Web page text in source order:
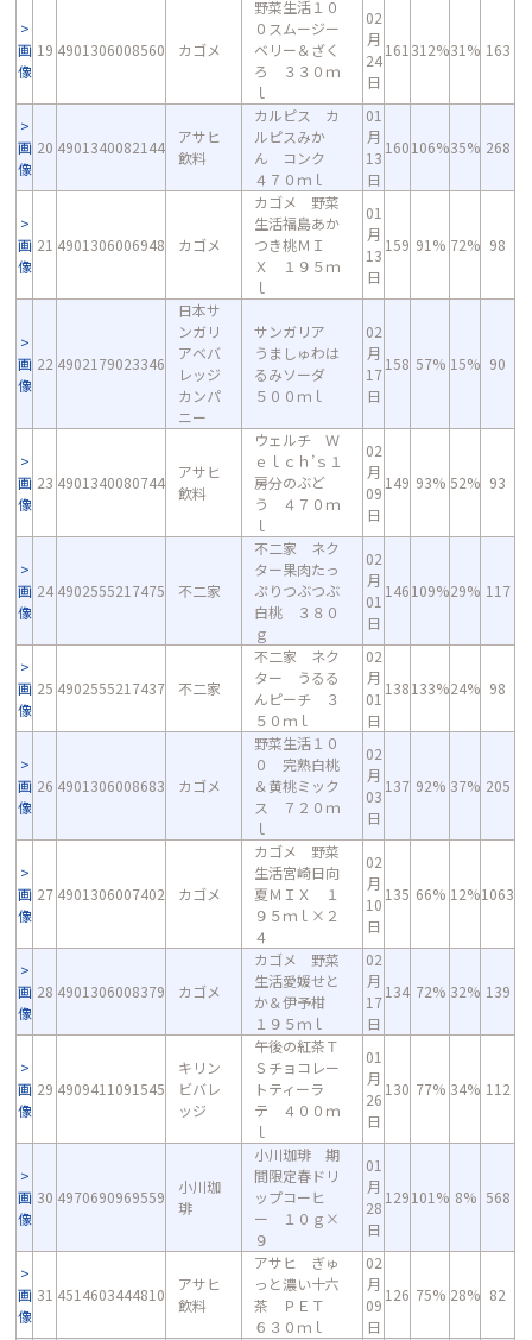
画
像
19 4901306008560 カゴメ
野菜生活１０
０スムージー
ベリー＆ざく
ろ ３３０ｍ
ｌ
02
月
24
日
161 312%31% 163
画
像
20 4901340082144
アサヒ
飲料
カルピス カ
ルピスみか
ん コンク
４７０ｍｌ
01
月
13
日
160106%35% 268
画
像
21 4901306006948 カゴメ
カゴメ 野菜
生活福島あか
つき桃ＭＩ
Ｘ １９５ｍ
ｌ
01
月
13
日
159 91% 72% 98
画
像
22 4902179023346
日本サ
ンガリ
アベバ
レッジ
カンパ
ニー
サンガリア
うましゅわは
るみソーダ
５００ｍｌ
02
月
17
日
158 57% 15% 90
画
像
23 4901340080744
アサヒ
飲料
ウェルチ Ｗ
ｅｌｃｈ’ｓ１
房分のぶど
う ４７０ｍ
ｌ
02
月
09
日
149 93% 52% 93
画
像
24 4902555217475 不二家
不二家 ネク
ター果肉たっ
ぷりつぶつぶ
白桃 ３８０
ｇ
02
月
01
日
146109%29% 117
画
像
25 4902555217437 不二家
不二家 ネク
ター うるる
んピーチ ３
５０ｍｌ
02
月
01
日
138133%24% 98
画
像
26 4901306008683 カゴメ
野菜生活１０
０ 完熟白桃
＆黄桃ミック
ス ７２０ｍ
ｌ
02
月
03
日
137 92% 37% 205
画
像
27 4901306007402 カゴメ
カゴメ 野菜
生活宮崎日向
夏ＭＩＸ １
９５ｍｌ×２
４
02
月
10
日
135 66% 12%1063
画
像
28 4901306008379 カゴメ
カゴメ 野菜
生活愛媛せと
か＆伊予柑
１９５ｍｌ
02
月
17
日
134 72% 32% 139
画
像
29 4909411091545
キリン
ビバレ
ッジ
午後の紅茶Ｔ
Ｓチョコレー
トティーラ
テ ４００ｍ
ｌ
01
月
26
日
130 77% 34% 112
画
像
30 4970690969559
小川珈
琲
小川珈琲 期
間限定春ドリ
ップコーヒ
ー １０ｇ×
９
01
月
28
日
129101% 8% 568
画
像
31 4514603444810
アサヒ
飲料
アサヒ ぎゅ
っと濃い十六
茶 ＰＥＴ
６３０ｍｌ
02
月
09
日
126 75% 28% 82